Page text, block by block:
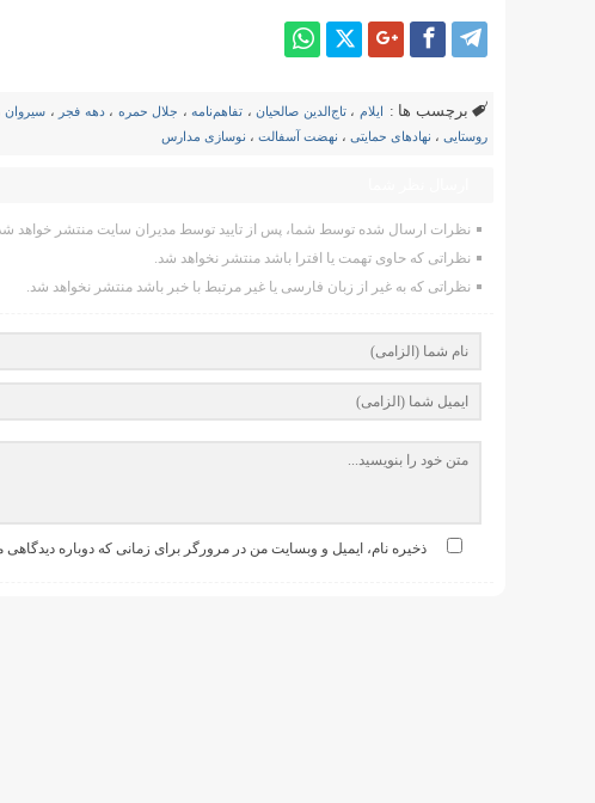
برچسب ها : ایلام ،تاج‌الدین صالحیان، تفاهم‌نامه، جلال حمره ،دهه فجر ، سیروان
روستایی ، نهادهای حمایتی ، نهضت آسفالت ، نوسازی مدارس
نظرات ارسال شده توسط شما، پس از تایید توسط مدیران سایت منتشر خواهد
نظراتی که حاوی تهمت یا افترا باشد منتشر نخواهد شد.
نظراتی که به غیر از زبان فارسی یا غیر مرتبط با خبر باشد منتشر نخواهد شد.
ذخیره نام، ایمیل و وبسایت من در مرورگر برای زمانی که دوباره دیدگاهی